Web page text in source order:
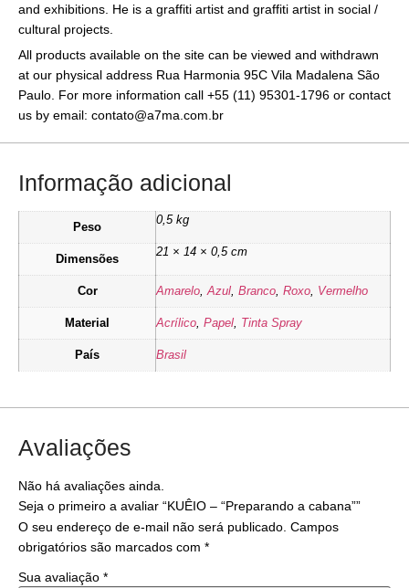
and exhibitions. He is a graffiti artist and graffiti artist in social /
cultural projects.
All products available on the site can be viewed and withdrawn
at our physical address Rua Harmonia 95C Vila Madalena São
Paulo. For more information call +55 (11) 95301-1796 or contact
us by email: contato@a7ma.com.br
Informação adicional
Peso
0,5 kg
Dimensões
21 × 14 × 0,5 cm
Cor Amarelo Azul Branco Roxo Vermelho
Material Acrílico Papel Tinta Spray
País Brasil
Avaliações
Não há avaliações ainda.
Seja o primeiro a avaliar “KUÊIO – “Preparando a cabana””
O seu endereço de e-mail não será publicado. Campos
obrigatórios são marcados com *
Sua avaliação *